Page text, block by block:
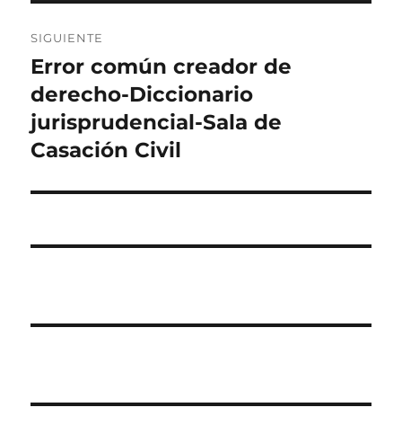
SIGUIENTE
Entrada
siguiente:
Error común creador de
derecho-Diccionario
jurisprudencial-Sala de
Casación Civil